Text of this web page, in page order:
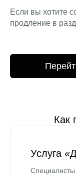
Если вы хотите
продление в
Как
Услуга
Специалисты